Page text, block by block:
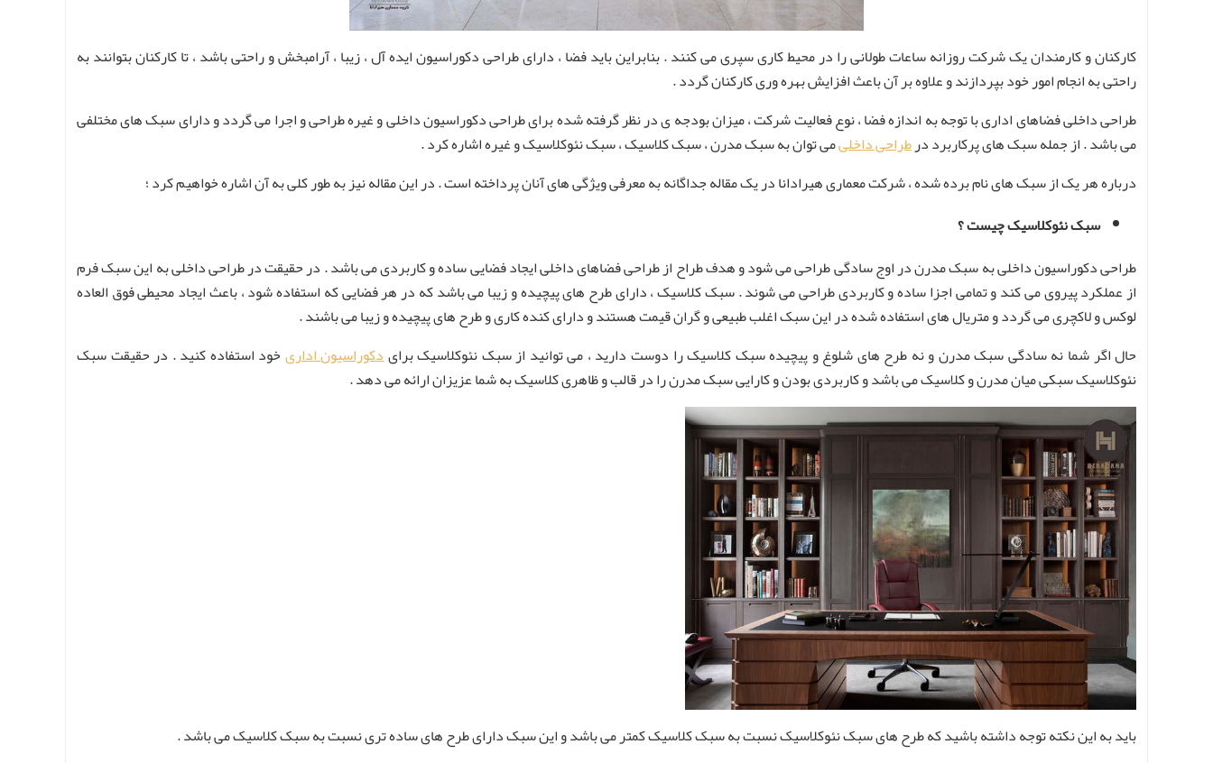
کارکنان و کارمندان یک شرکت روزانه ساعات طولانی را در محیط کاری سپری می کنند . بنابراین باید فضا ، دارای طراحی دکوراسیون ایده آل ، زیبا ، آرامبخش و راحتی باشد ، تا کارکنان بتوانند به
راحتی به انجام امور خود بپردازند و علاوه بر آن باعث افزایش بهره‌ وری کارکنان گردد .
طراحی داخلی فضاهای اداری با توجه به اندازه فضا ، نوع فعالیت شرکت ، میزان بودجه ی در نظر گرفته شده برای طراحی دکوراسیون داخلی و غیره طراحی و اجرا می گردد و دارای سبک های مختلفی
می باشد . از جمله سبک های پرکاربرد درطراحی داخلیمی توان به سبک مدرن ، سبک کلاسیک ، سبک نئوکلاسیک و غیره اشاره کرد .
درباره هر یک از سبک های نام برده شده ، شرکت معماری هیرادانا در یک مقاله جداگانه به معرفی ویژگی های آنان پرداخته است . در این مقاله نیز به طور کلی به آن اشاره خواهیم کرد ؛
سبک نئوکلاسیک چیست ؟
طراحی دکوراسیون داخلی به سبک مدرن در اوج سادگی طراحی می‌ شود و هدف طراح از طراحی فضاهای داخلی ایجاد فضایی ساده و کاربردی می باشد . در حقیقت در طراحی داخلی به این سبک فرم
از عملکرد پیروی می کند و تمامی اجزا ساده و کاربردی طراحی می شوند . سبک کلاسیک ، دارای طرح های پیچیده و زیبا می باشد که در هر فضایی که استفاده شود ، باعث ایجاد محیطی فوق العاده
لوکس و لاکچری می‌ گردد و متریال های استفاده شده در این سبک اغلب طبیعی و گران قیمت هستند و دارای کنده کاری و طرح های پیچیده و زیبا می باشند .
حال اگر شما نه سادگی سبک مدرن و نه طرح های شلوغ و پیچیده سبک کلاسیک را دوست دارید ، می‌ توانید از سبک نئوکلاسیک برایدکوراسیون اداریخود استفاده کنید . در حقیقت سبک
نئوکلاسیک سبکی میان مدرن و کلاسیک می باشد و کاربردی بودن و کارایی سبک مدرن را در قالب و ظاهری کلاسیک به شما عزیزان ارائه می دهد .
باید به این نکته توجه داشته باشید که طرح های سبک نئوکلاسیک نسبت به سبک کلاسیک کمتر می‌ باشد و این سبک دارای طرح های ساده تری نسبت به سبک کلاسیک می باشد .